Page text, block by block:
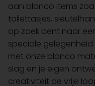
aan blanco items
toilettasjes,
op zoek bent naar
speciale
met onze blanco
slag en je eigen
creativiteit de vrije